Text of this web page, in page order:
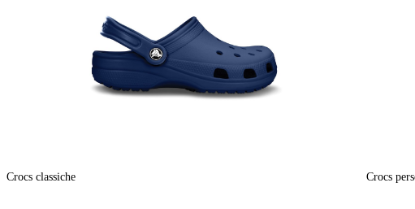
Crocs classiche Crocs